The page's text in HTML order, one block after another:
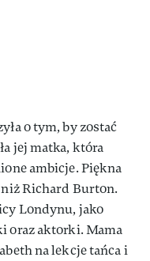
o tym, by zostać
jej matka, która
ambicje. Piękna
niż Richard Burton.
Londynu, jako
oraz aktorki. Mama
na lekcje tańca i